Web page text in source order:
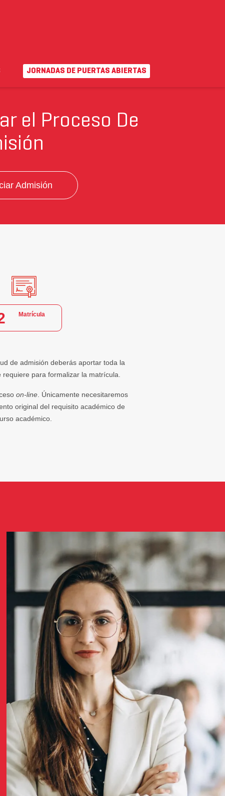
Campus virtual EN|VA
JORNADAS DE PUERTAS ABIERTAS
el Proceso De
Admisión
Matrícula
de admisión deberás aportar toda la
requiere para formalizar la matrícula.
on-line . Únicamente necesitaremos
original del requisito académico de
académico.